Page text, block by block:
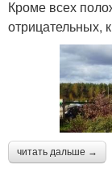
Кроме всех
отрицательных,
читать дальше →